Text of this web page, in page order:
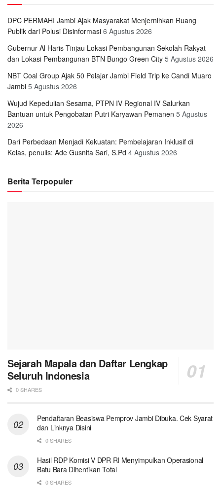
DPC PERMAHI Jambi Ajak Masyarakat Menjernihkan Ruang
Publik dari Polusi Disinformasi 6 Agustus 2026
Gubernur Al Haris Tinjau Lokasi Pembangunan Sekolah Rakyat
dan Lokasi Pembangunan BTN Bungo Green City 5 Agustus 2026
NBT Coal Group Ajak 50 Pelajar Jambi Field Trip ke Candi Muaro
Jambi 5 Agustus 2026
Wujud Kepedulian Sesama, PTPN IV Regional IV Salurkan
Bantuan untuk Pengobatan Putri Karyawan Pemanen 5 Agustus
2026
Dari Perbedaan Menjadi Kekuatan: Pembelajaran Inklusif di
Kelas, penulis: Ade Gusnita Sari, S.Pd 4 Agustus 2026
Berita Terpopuler
Sejarah Mapala dan Daftar Lengkap
Seluruh Indonesia
0 SHARES
Pendaftaran Beasiswa Pemprov Jambi Dibuka. Cek Syarat
dan Linknya Disini
0 SHARES
Hasil RDP Komisi V DPR RI Menyimpulkan Operasional
Batu Bara Dihentikan Total
0 SHARES